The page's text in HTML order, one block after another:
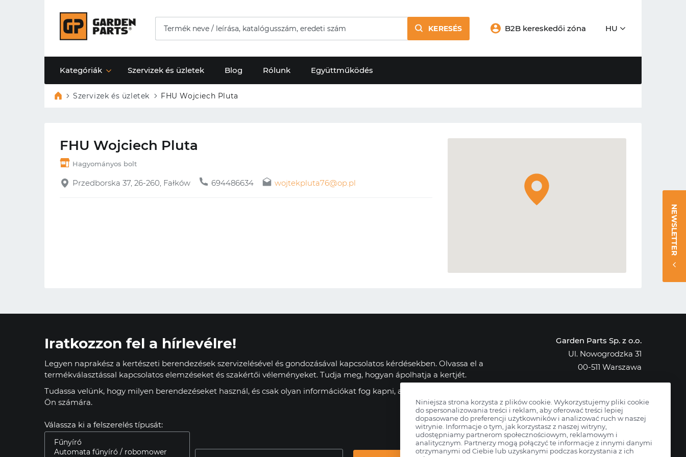
KERESÉS B2B kereskedői zóna HU
Kategóriák Szervizek és üzletek Blog Rólunk Együttműködés
Szervizek és üzletek FHU Wojciech Pluta
FHU Wojciech Pluta
Hagyományos bolt
Przedborska 37, 26-260, Fałków 694486634 wojtekpluta76@op.pl
NEWSLETTER
Iratkozzon fel a hírlevélre!
Legyen naprakész a kertészeti berendezések szervizelésével és gondozásával kapcsolatos kérdésekben. Olvassa el a
termékválasztással kapcsolatos elemzéseket és szakértői véleményeket. Tudja meg, hogyan ápolhatja a kertjét.
Tudassa velünk, hogy milyen berendezéseket használ, és csak olyan információkat fog kapni, amelyek hasznosak az
Ön számára.
Válassza ki a felszerelés típusát:
Garden Parts Sp. z o.o.
Ul. Nowogrodzka 31
00-511 Warszawa
NIP: 701-034-91-62
KRS: 0000431421
Niniejsza strona korzysta z plików cookie. Wykorzystujemy pliki cookie
do spersonalizowania treści i reklam, aby oferować treści lepiej
dopasowane do preferencji użytkowników i analizować ruch w naszej
witrynie. Informacje o tym, jak korzystasz z naszej witryny,
udostępniamy partnerom społecznościowym, reklamowym i
analitycznym. Partnerzy mogą połączyć te informacje z innymi danymi
otrzymanymi od Ciebie lub uzyskanymi podczas korzystania z ich